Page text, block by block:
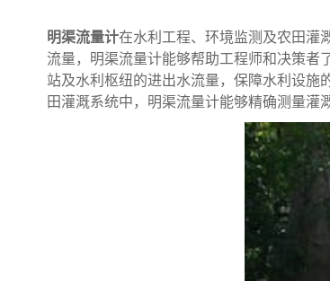
明渠流量计在水利工程、环境监测及农田灌
流量，明渠流量计能够帮助工程师和决策者
站及水利枢纽的进出水流量，保障水利设施
田灌溉系统中，明渠流量计能够精确测量灌